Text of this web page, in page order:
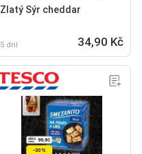
Zlatý Sýr cheddar
5 dní 34,90 Kč